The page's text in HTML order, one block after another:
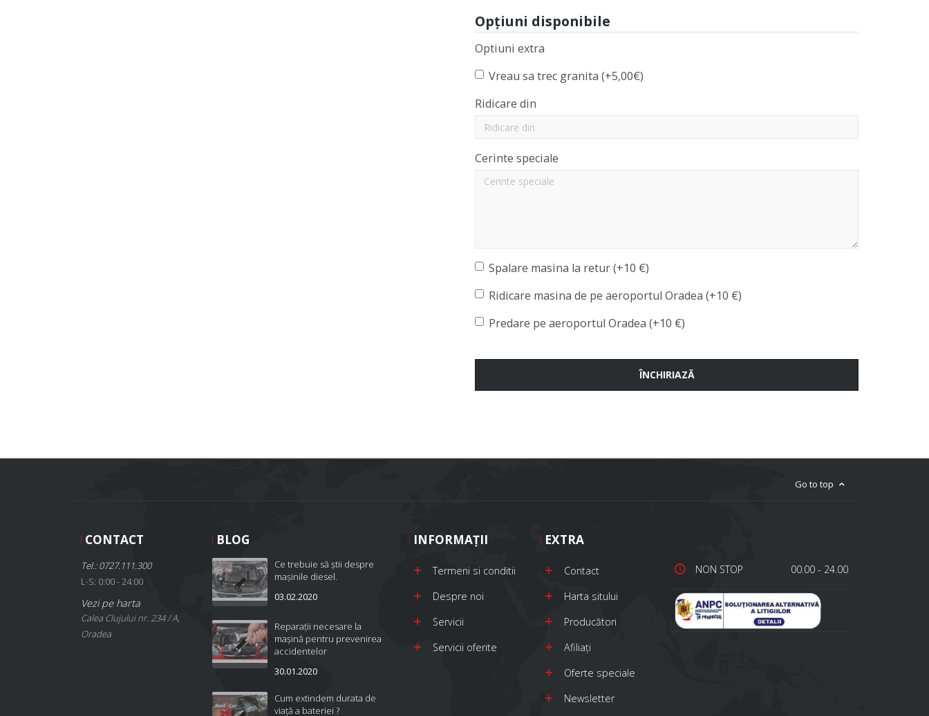
Opţiuni disponibile
Optiuni extra
Vreau sa trec granita (+5,00€)
Ridicare din
Cerinte speciale
Spalare masina la retur (+10 €)
Ridicare masina de pe aeroportul Oradea (+10 €)
Predare pe aeroportul Oradea (+10 €)
ÎNCHIRIAZĂ
Go to top
CONTACT
Tel.: 0727.111.300
L-S: 0:00 - 24:00
Vezi pe harta
Calea Clujului nr. 234 / A,
Oradea
BLOG
Ce trebuie să știi despre
mașinile diesel.
03.02.2020
Reparații necesare la
mașină pentru prevenirea
accidentelor
30.01.2020
Cum extindem durata de
viață a bateriei ?
INFORMAŢII
Termeni si conditii
Despre noi
Servicii
Servicii oferite
EXTRA
Contact
Harta sitului
Producători
Afiliaţi
Oferte speciale
Newsletter
NON STOP 00.00 - 24.00